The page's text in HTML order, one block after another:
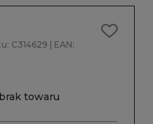
C314629
| EAN:
brak towaru